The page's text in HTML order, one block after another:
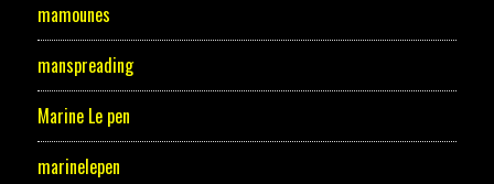
mamounes
manspreading
Marine Le pen
marinelepen